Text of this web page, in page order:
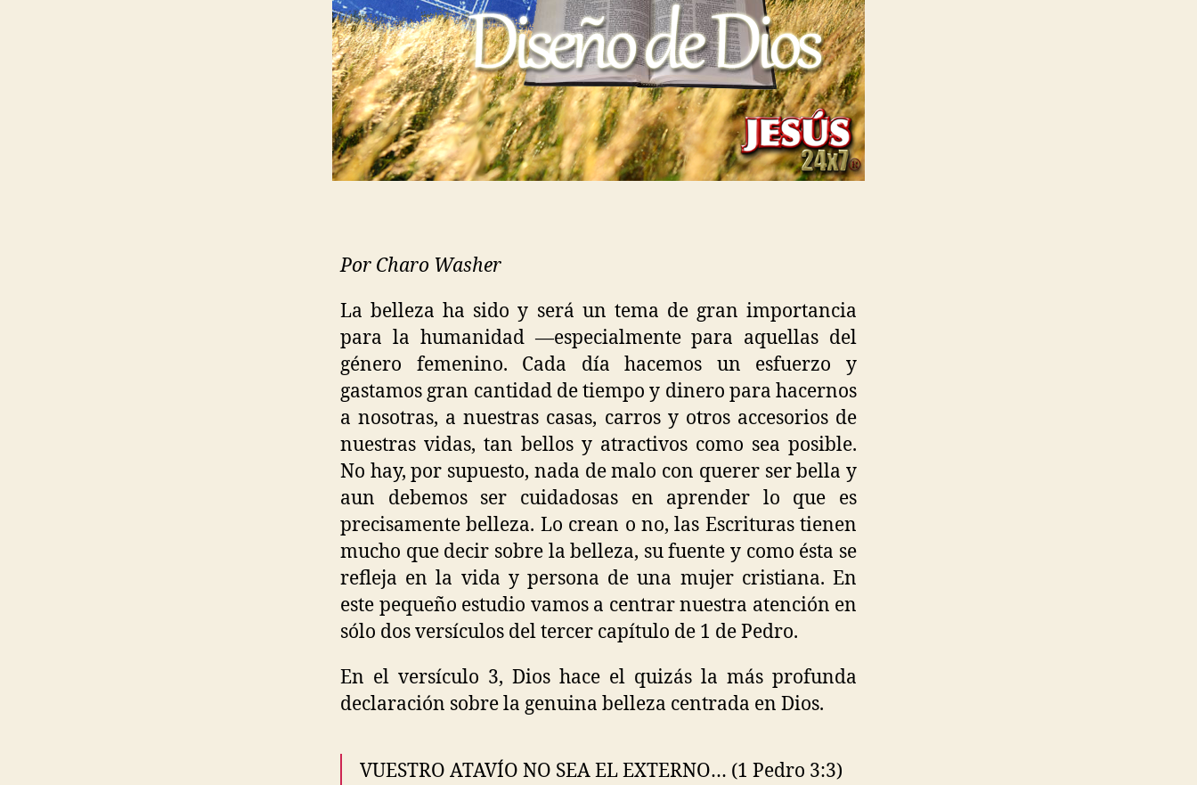
Por Charo Washer
La belleza ha sido y será un tema de gran importancia
para la humanidad —especialmente para aquellas del
género femenino. Cada día hacemos un esfuerzo y
gastamos gran cantidad de tiempo y dinero para hacernos
a nosotras, a nuestras casas, carros y otros accesorios de
nuestras vidas, tan bellos y atractivos como sea posible.
No hay, por supuesto, nada de malo con querer ser bella y
aun debemos ser cuidadosas en aprender lo que es
precisamente belleza. Lo crean o no, las Escrituras tienen
mucho que decir sobre la belleza, su fuente y como ésta se
refleja en la vida y persona de una mujer cristiana. En
este pequeño estudio vamos a centrar nuestra atención en
sólo dos versículos del tercer capítulo de 1 de Pedro.
En el versículo 3, Dios hace el quizás la más profunda
declaración sobre la genuina belleza centrada en Dios.
VUESTRO ATAVÍO NO SEA EL EXTERNO… (1 Pedro 3:3)